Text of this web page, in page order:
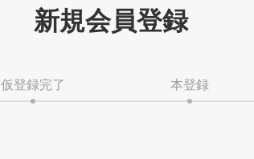
新規会員登録
仮登録完了 本登録